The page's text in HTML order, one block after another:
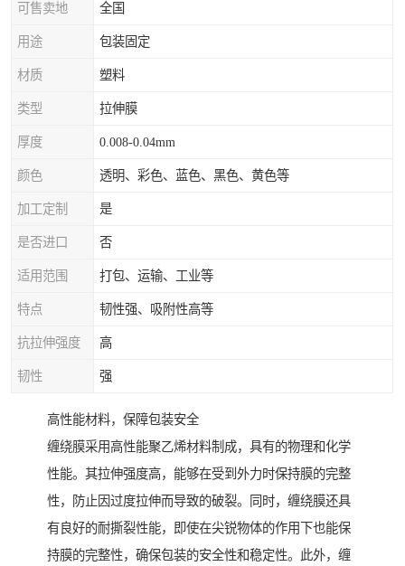
可售卖地 全国
用途 包装固定
材质 塑料
类型 拉伸膜
厚度 0.008-0.04mm
颜色 透明、彩色、蓝色、黑色、黄色等
加工定制 是
是否进口 否
适用范围 打包、运输、工业等
特点 韧性强、吸附性高等
抗拉伸强度 高
韧性 强
高性能材料，保障包装安全
缠绕膜采用高性能聚乙烯材料制成，具有的物理和化学
性能。其拉伸强度高，能够在受到外力时保持膜的完整
性，防止因过度拉伸而导致的破裂。同时，缠绕膜还具
有良好的耐撕裂性能，即使在尖锐物体的作用下也能保
持膜的完整性，确保包装的安全性和稳定性。此外，缠